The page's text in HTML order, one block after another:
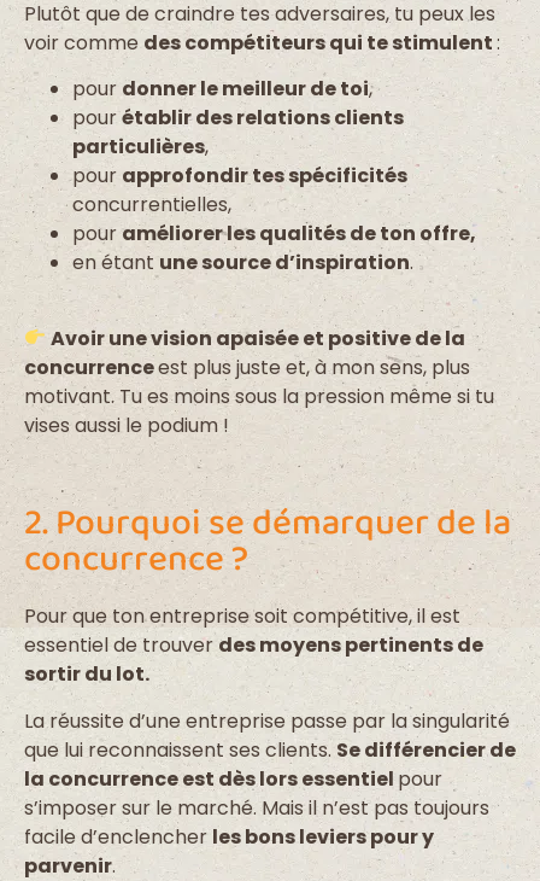
Plutôt que de craindre tes adversaires, tu peux les
voir commedes compétiteurs qui te stimulent:
pour donner le meilleur de toi,
pourétablir des relations clients
particulières,
pour approfondir tes spécificités
concurrentielles,
pouraméliorer les qualités de ton offre,
en étant une source d’inspiration.
Avoir une vision apaisée et positive de la
concurrenceest plus juste et, à mon sens, plus
motivant. Tu es moins sous la pression même si tu
vises aussi le podium !
2. Pourquoi se démarquer de la
concurrence ?
Pour que ton entreprise soit compétitive, il est
essentiel de trouver des moyens pertinents de
sortir du lot.
La réussite d’une entreprise passe par la singularité
que lui reconnaissent ses clients. Se différencier de
la concurrence est dès lors essentiel pour
s’imposer sur le marché. Mais il n’est pas toujours
facile d’enclencher les bons leviers pour y
parvenir.